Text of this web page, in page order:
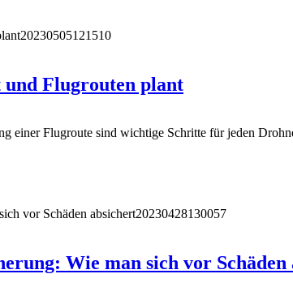
20230505121510
Flugrouten plant
einer Flugroute sind wichtige Schritte für jeden
vor Schäden absichert20230428130057
Wie man sich vor Schäden